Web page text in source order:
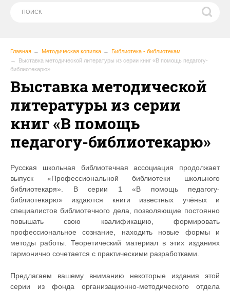
Главная Методическая копилка
Библиотека - библиотекам
Выставка методической литературы из серии книг «В помощь педагогу-
библиотекарю»
Выставка методической
литературы из серии
книг «В помощь
педагогу-библиотекарю»
Русская школьная библиотечная ассоциация продолжает
выпуск «Профессиональной библиотеки школьного
библиотекаря». В серии 1 «В помощь педагогу-
библиотекарю» издаются книги известных учёных и
специалистов библиотечного дела, позволяющие постоянно
повышать свою квалификацию, формировать
профессиональное сознание, находить новые формы и
методы работы. Теоретический материал в этих изданиях
гармонично сочетается с практическими разработками.
Предлагаем вашему вниманию некоторые издания этой
серии из фонда организационно-методического отдела